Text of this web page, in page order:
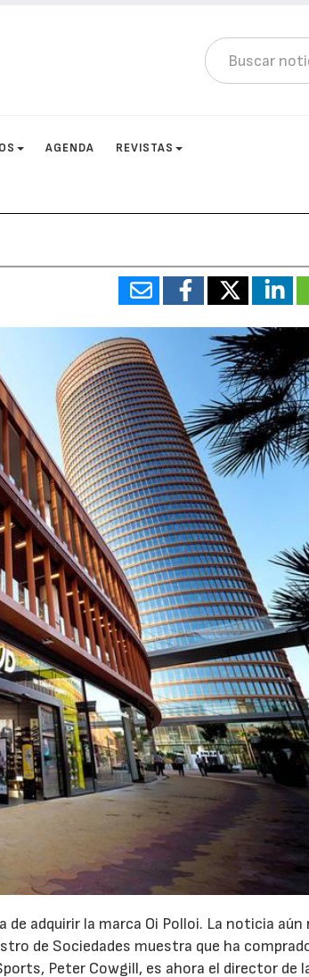
AGENDA REVISTAS
adquirir la marca Oi Polloi. La noticia aún
de Sociedades muestra que ha
Peter Cowgill, es ahora el director de
23/07/2026 30/07/2026